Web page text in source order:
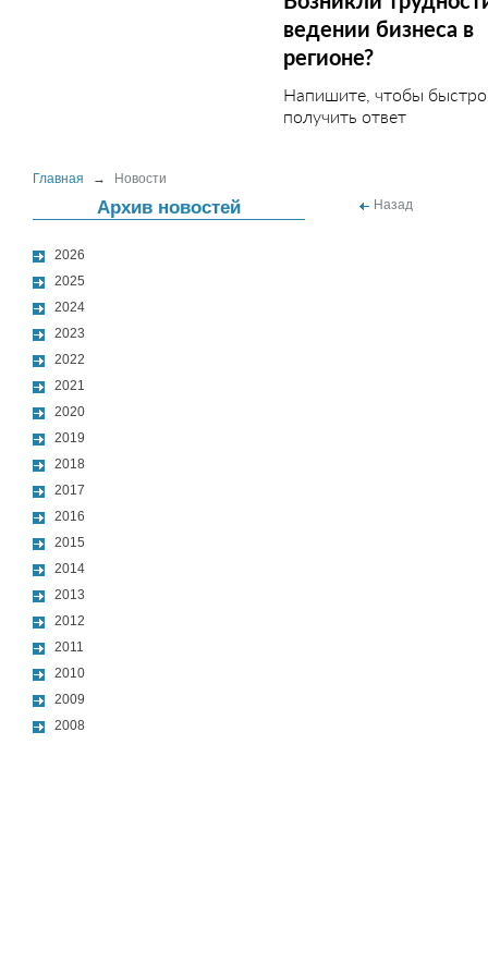
ведении бизнеса в
регионе?
Напишите, чтобы быстро
получить ответ
Главная → Новости
Архив новостей
2026
2025
2024
2023
2022
2021
2020
2019
2018
2017
2016
2015
2014
2013
2012
2011
2010
2009
2008
Назад